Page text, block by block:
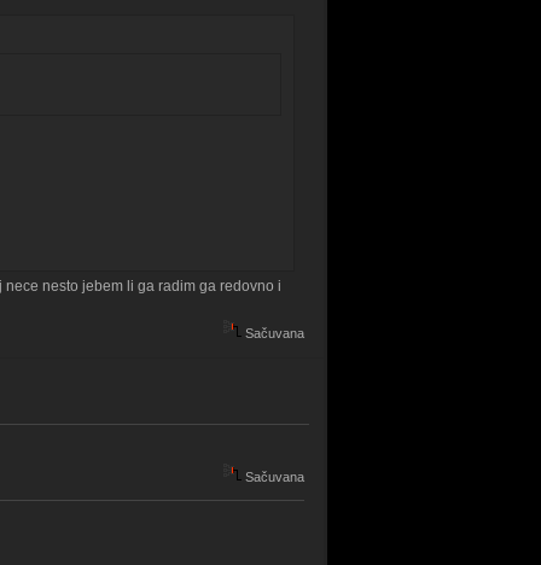
nesto jebem li ga radim ga redovno i
Sačuvana
Sačuvana